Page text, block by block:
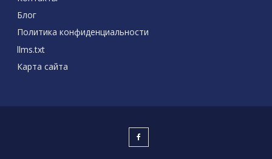
Блог
Политика конфиденциальности
llms.txt
Карта сайта